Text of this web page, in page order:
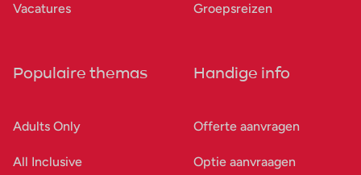
Vacatures Groepsreizen
Populaire themas
Adults Only
All Inclusive
Handige info
Offerte aanvragen
Optie aanvraagen